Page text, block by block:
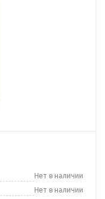
Нет в наличии
Нет в наличии